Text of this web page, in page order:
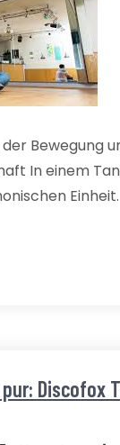
Bewegung
In einem
Einheit.
Discofox